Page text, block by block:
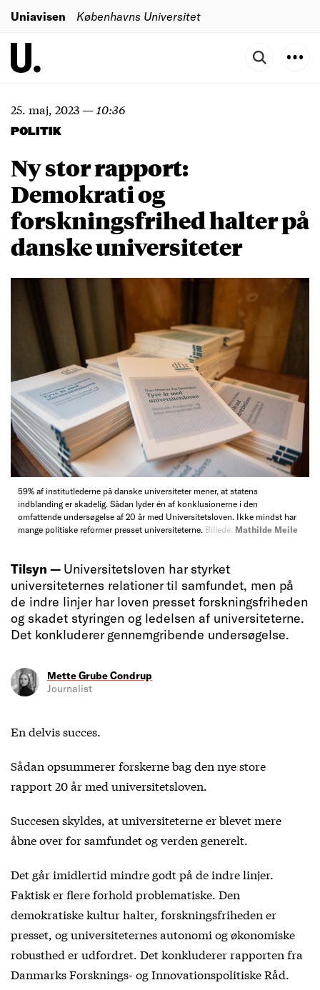
Uniavisen Københavns Universitet
25. maj, 2023— 10:36
POLITIK
Ny stor rapport:
Demokrati og
forskningsfrihed halter på
danske universiteter
59% af institutlederne på danske universiteter mener, at statens
indblanding er skadelig. Sådan lyder én af konklusionerne i den
omfattende undersøgelse af 20 år med Universitetsloven. Ikke mindst har
mange politiske reformer presset universiteterne. Billede: Mathilde Meile
Tilsyn — Universitetsloven har styrket
universiteternes relationer til samfundet, men på
de indre linjer har loven presset forskningsfriheden
og skadet styringen og ledelsen af universiteterne.
Det konkluderer gennemgribende undersøgelse.
Mette Grube Condrup
Journalist
En delvis succes.
Sådan opsummerer forskerne bagden nye store
rapport 20 år med universitetsloven.
Succesen skyldes, at universiteterne er blevet mere
åbne over for samfundet og verden generelt.
Det går imidlertid mindre godt på de indre linjer.
Faktisk er flere forhold problematiske. Den
demokratiske kultur halter, forskningsfriheden er
presset, og universiteternes autonomi og økonomiske
robusthed er udfordret. Det konkluderer rapporten fra
Danmarks Forsknings- og Innovationspolitiske Råd.